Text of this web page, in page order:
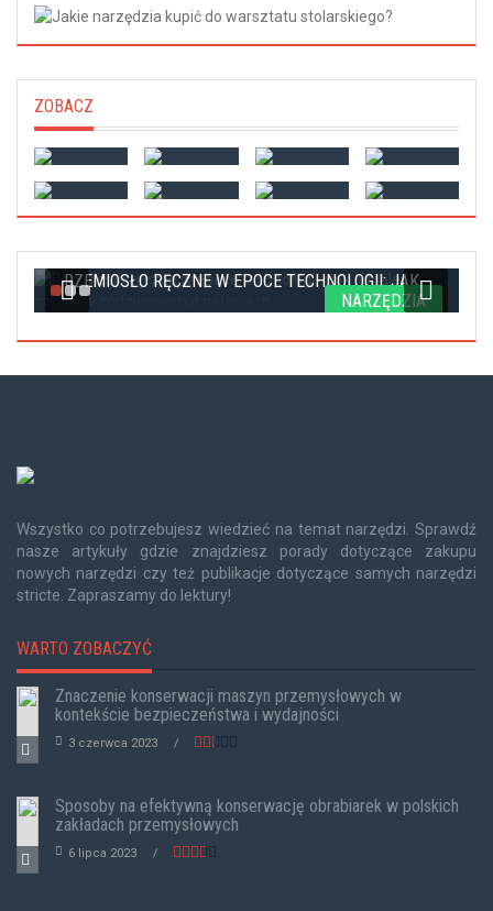
ZOBACZ
NARZĘDZIA
RZEMIOSŁO RĘCZNE W EPOCE TECHNOLOGII: JAK...
Wszystko co potrzebujesz wiedzieć na temat narzędzi. Sprawdź
nasze artykuły gdzie znajdziesz porady dotyczące zakupu
nowych narzędzi czy też publikacje dotyczące samych narzędzi
stricte. Zapraszamy do lektury!
WARTO ZOBACZYĆ
Znaczenie konserwacji maszyn przemysłowych w
kontekście bezpieczeństwa i wydajności
3 czerwca 2023
Sposoby na efektywną konserwację obrabiarek w polskich
zakładach przemysłowych
6 lipca 2023